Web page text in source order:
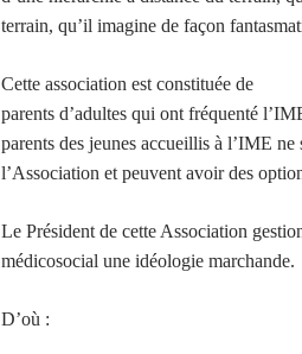
terrain, qu’il imagine de façon
Cette association est constituée de
parents d’adultes qui ont fréquenté
parents des jeunes accueillis à l’IME
l’Association et peuvent avoir des
Le Président de cette Association
médicosocial une idéologie marchande.
D’où :